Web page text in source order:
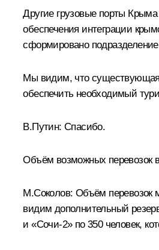
Другие грузовые порты
обеспечения интеграции
сформировано
Мы видим, что существующая
обеспечить необходимый
В.Путин: Спасибо.
Объём возможных перевозок
М.Соколов: Объём перевозок
видим дополнительный
и «Сочи-2» по 350 человек,